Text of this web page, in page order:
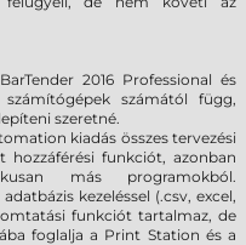
2016 Professional és
számától függ,
szeretné.
kiadás összes tervezési
funkciót, azonban
más programokból.
kezeléssel (.csv, excel,
funkciót tartalmaz, de
foglalja a Print Station és a